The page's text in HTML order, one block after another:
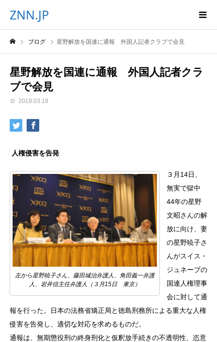
ZNN.JP
ブログ 星野解放を国連に通報 外国人記者クラブで会見
星野解放を国連に通報 外国人記者クラ
ブで会見
2019.03.18
人権侵害を告発
左から星野暁子さん、藤田城治弁護人、角田義一弁護
人、岩井信主任弁護人（３月15日 東京）
３月14日、
無実で獄中
44年の星野
文昭さんの解
放に向け、妻
の星野暁子さ
んがスイス・
ジュネーブの
国連人権理事
会に対して通
報を行った。日本の法務省矯正局と徳島刑務所による重大な人権
侵害を告発し、適切な対応を求めるものだ。
通報は、無期懲役刑の終身刑化と仮釈放手続きの不透明性、恣意